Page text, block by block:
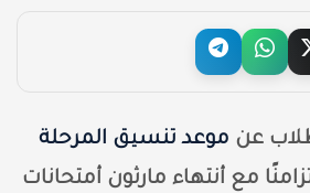
عن موعد تنسيق المرحلة
مع أنتهاء مارثون أمتحانات